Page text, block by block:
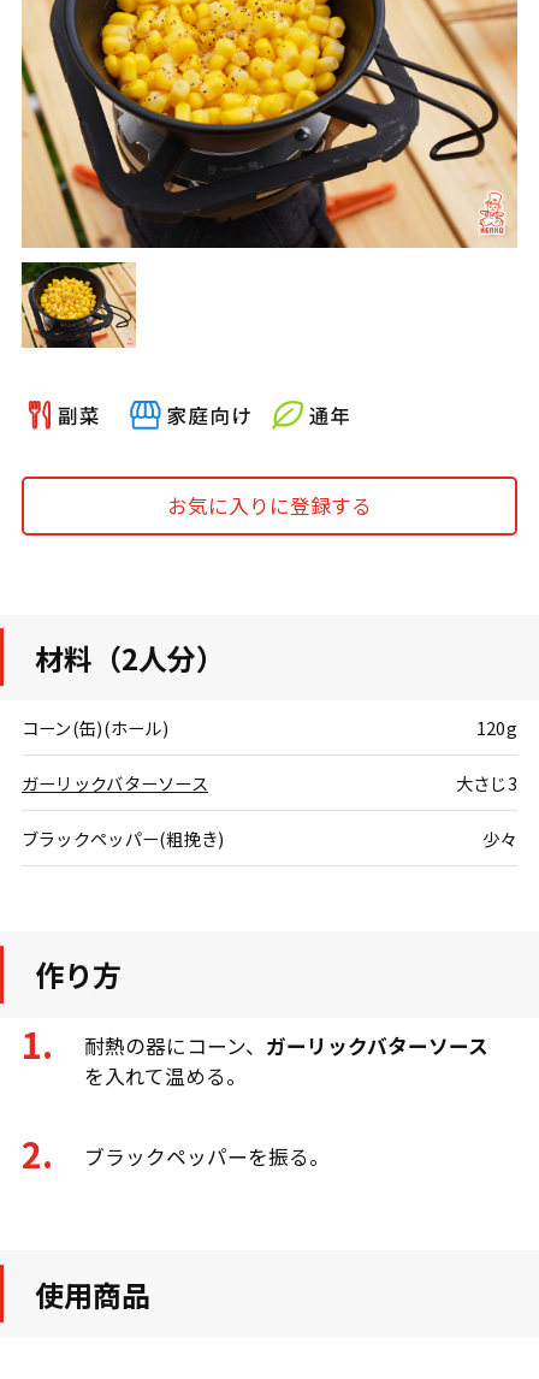
お気に入りに登録する
材料（2人分）
コーン(缶)(ホール) 120g
ガーリックバターソース 大さじ3
ブラックペッパー(粗挽き) 少々
作り方
耐熱の器にコーン、 ガーリックバターソース
を入れて温める。
ブラックペッパーを振る。
使用商品